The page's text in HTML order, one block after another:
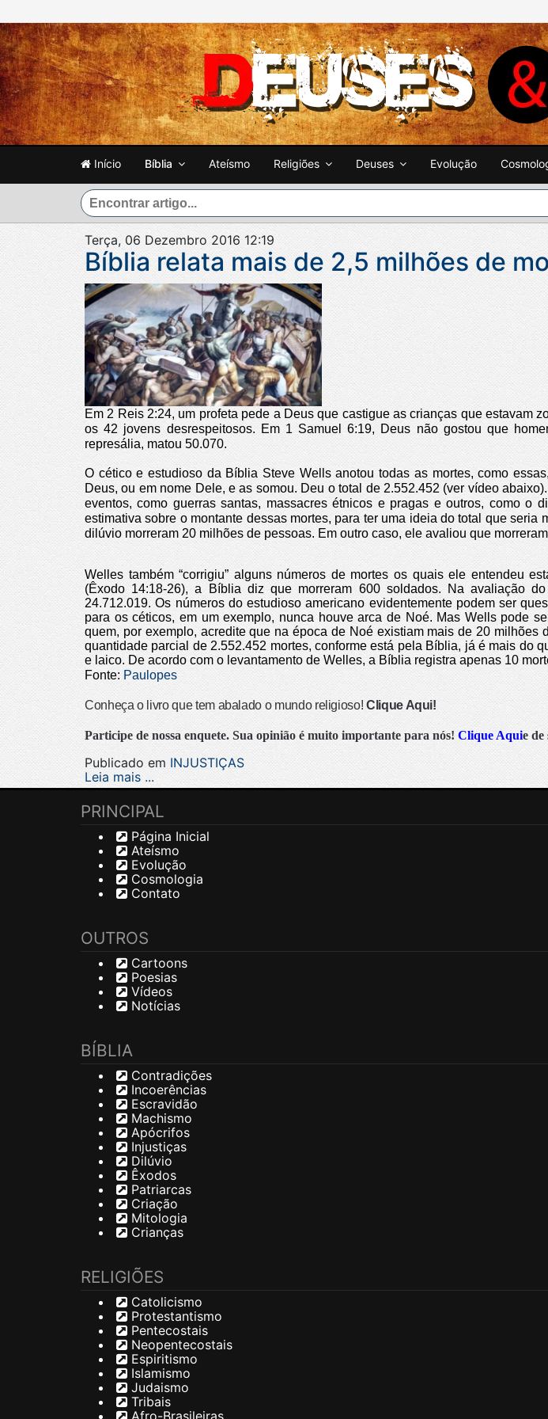
Início Bíblia Ateísmo Religiões Deuses Evolução
Terça, 06 Dezembro 2016 12:19
Bíblia relata mais de 2,5 milhões de
Em 2 Reis 2:24, um profeta pede a Deus que castigue as crianças que estavam
os 42 jovens desrespeitosos. Em 1 Samuel 6:19, Deus não gostou que
represália, matou 50.070.
O cético e estudioso da Bíblia Steve Wells anotou todas as mortes, como
Deus, ou em nome Dele, e as somou. Deu o total de 2.552.452 (ver vídeo
eventos, como guerras santas, massacres étnicos e pragas e outros, como
estimativa sobre o montante dessas mortes, para ter uma ideia do total que
dilúvio morreram 20 milhões de pessoas. Em outro caso, ele avaliou que
Welles também “corrigiu” alguns números de mortes os quais ele entendeu
(Êxodo 14:18-26), a Bíblia diz que morreram 600 soldados. Na avaliação
24.712.019. Os números do estudioso americano evidentemente podem ser
para os céticos, em um exemplo, nunca houve arca de Noé. Mas Wells pode
quem, por exemplo, acredite que na época de Noé existiam mais de 20
quantidade parcial de 2.552.452 mortes, conforme está pela Bíblia, já é mais do
e laico. De acordo com o levantamento de Welles, a Bíblia registra apenas 10
Fonte: Paulopes
Conheça o livro que tem abalado o mundo religioso!Clique Aqui!
Participe de nossa enquete. Sua opinião é muito importante para nós! Clique Aquie de
Publicado em INJUSTIÇAS
Leia mais ...
PRINCIPAL
Página Inicial
Ateísmo
Evolução
Cosmologia
Contato
OUTROS
Cartoons
Poesias
Vídeos
Notícias
BÍBLIA
Contradições
Incoerências
Escravidão
Machismo
Apócrifos
Injustiças
Dilúvio
Êxodos
Patriarcas
Criação
Mitologia
Crianças
RELIGIÕES
Catolicismo
Protestantismo
Pentecostais
Neopentecostais
Espiritismo
Islamismo
Judaismo
Tribais